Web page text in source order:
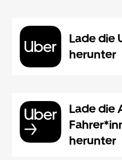
Lade die
herunter
Lade die
herunter